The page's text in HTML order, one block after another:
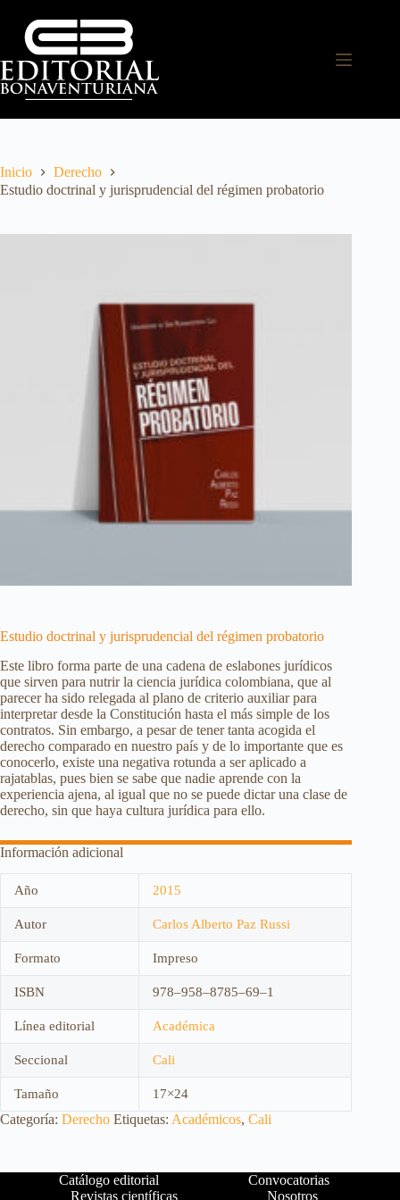
Inicio
Derecho
Estudio doctrinal y jurisprudencial del régimen probatorio
Estudio doctrinal y jurisprudencial del régimen probatorio
Este libro forma parte de una cadena de eslabones jurídicos
que sirven para nutrir la ciencia jurídica colombiana, que al
parecer ha sido relegada al plano de criterio auxiliar para
interpretar desde la Constitución hasta el más simple de los
contratos. Sin embargo, a pesar de tener tanta acogida el
derecho comparado en nuestro país y de lo importante que es
conocerlo, existe una negativa rotunda a ser aplicado a
rajatablas, pues bien se sabe que nadie aprende con la
experiencia ajena, al igual que no se puede dictar una clase de
derecho, sin que haya cultura jurídica para ello.
Información adicional
Año 2015
Autor Carlos Alberto Paz Russi
Formato Impreso
ISBN 978–958–8785–69–1
Línea editorial Académica
Seccional Cali
Tamaño 17×24
Categoría: Derecho Etiquetas: Académicos, Cali
Catálogo editorial
Convocatorias
Revistas científicas
Nosotros